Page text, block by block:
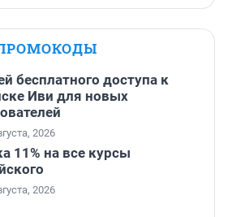
бесплатного доступа к
Иви для новых
2026
11% на все курсы
2026